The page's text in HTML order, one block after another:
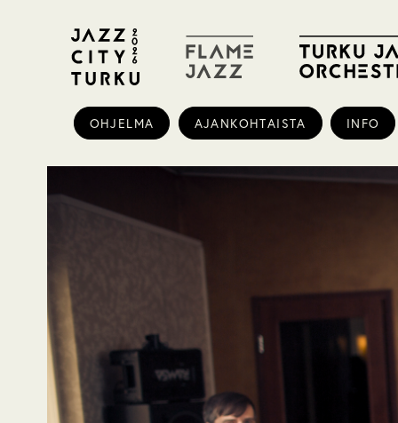
OHJELMA AJANKOHTAISTA INFO